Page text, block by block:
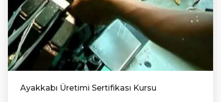
Ayakkabı Üretimi Sertifikası Kursu